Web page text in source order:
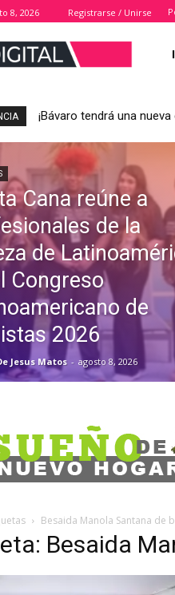
8, 2026 Registrarse / Unirse
¡Bávaro tendrá una
Cana reúne a
de la
de
Congreso
de
2026
Jesus Matos - agosto 8, 2026
Besaida Manola Santana de
Besaida